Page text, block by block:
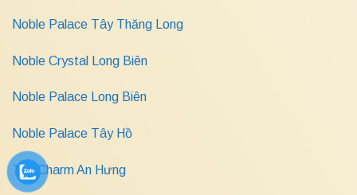
Noble Palace Tây Thăng Long
Noble Crystal Long Biên
Noble Palace Long Biên
Noble Palace Tây Hồ
The Charm An Hưng